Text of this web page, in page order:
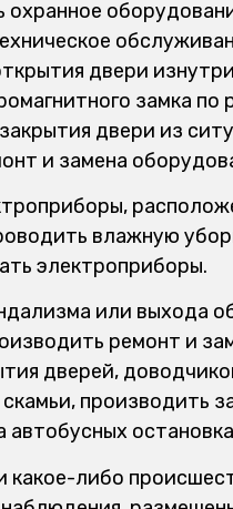
двери
замка по
двери из
и замена
влажную
электроприборы.
или выхода
ремонт и
дверей,
производить
какое-либо